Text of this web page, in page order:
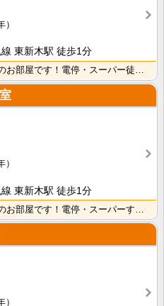
）
東新木駅 徒歩1分
インターネット月額接続使用無料のお部屋です！電停・スーパー徒歩圏内！生活に便利な立地条件です♪防犯カ･･･
）
東新木駅 徒歩1分
）